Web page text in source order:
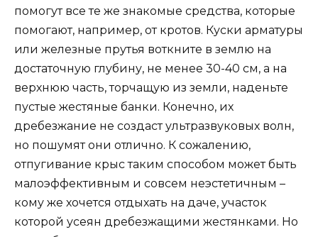
помогут все те же знакомые средства, которые
помогают, например, от кротов. Куски арматуры
или железные прутья воткните в землю на
достаточную глубину, не менее 30-40 см, а на
верхнюю часть, торчащую из земли, наденьте
пустые жестяные банки. Конечно, их
дребезжание не создаст ультразвуковых волн,
но пошумят они отлично. К сожалению,
отпугивание крыс таким способом может быть
малоэффективным и совсем неэстетичным –
кому же хочется отдыхать на даче, участок
которой усеян дребезжащими жестянками. Но